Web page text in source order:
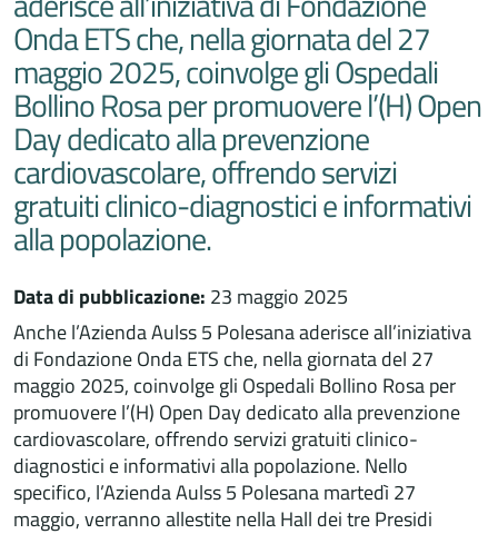
Onda ETS che, nella giornata del 27
maggio 2025, coinvolge gli Ospedali
Bollino Rosa per promuovere l’(H) Open
Day dedicato alla prevenzione
cardiovascolare, offrendo servizi
gratuiti clinico-diagnostici e informativi
alla popolazione.
Data di pubblicazione: 23 maggio 2025
Anche l’Azienda Aulss 5 Polesana aderisce all’iniziativa
di Fondazione Onda ETS che, nella giornata del 27
maggio 2025, coinvolge gli Ospedali Bollino Rosa per
promuovere l’(H) Open Day dedicato alla prevenzione
cardiovascolare, offrendo servizi gratuiti clinico-
diagnostici e informativi alla popolazione. Nello
specifico, l’Azienda Aulss 5 Polesana martedì 27
maggio, verranno allestite nella Hall dei tre Presidi